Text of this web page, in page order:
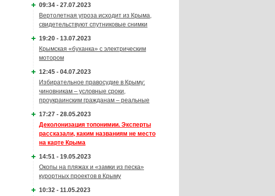
09:34 - 27.07.2023
Вертолетная угроза исходит из Крыма,
свидетельствуют спутниковые снимки
19:20 - 13.07.2023
Крымская «буханка» с электрическим
мотором
12:45 - 04.07.2023
Избирательное правосудие в Крыму:
чиновникам – условные сроки,
проукраинским гражданам – реальные
17:27 - 28.05.2023
Деколонизация топонимии. Эксперты
рассказали, каким названиям не место
на карте Крыма
14:51 - 19.05.2023
Окопы на пляжах и «замки из песка»
курортных проектов в Крыму
10:32 - 11.05.2023